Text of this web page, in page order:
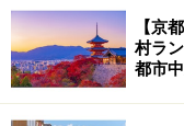
【京
村ラ
都市